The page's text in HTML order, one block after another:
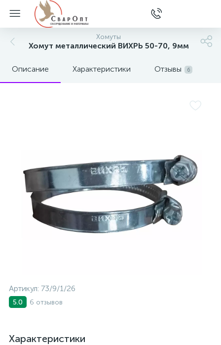
Хомуты
Хомут металлический ВИХРЬ 50-70, 9мм
Описание Характеристики Отзывы 6
Артикул: 73/9/1/26
5.0 6 отзывов
Характеристики